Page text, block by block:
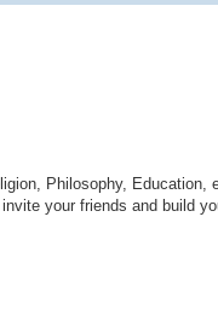
Philosophy, Education,
your friends and build